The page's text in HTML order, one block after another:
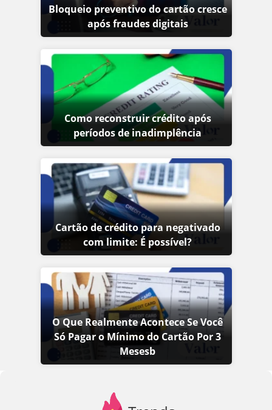
Bloqueio preventivo do cartão cresce
após fraudes digitais
Como reconstruir crédito após
períodos de inadimplência
Cartão de crédito para negativado
com limite: É possível?
O Que Realmente Acontece Se Você
Só Pagar o Mínimo do Cartão Por 3
Mesesb